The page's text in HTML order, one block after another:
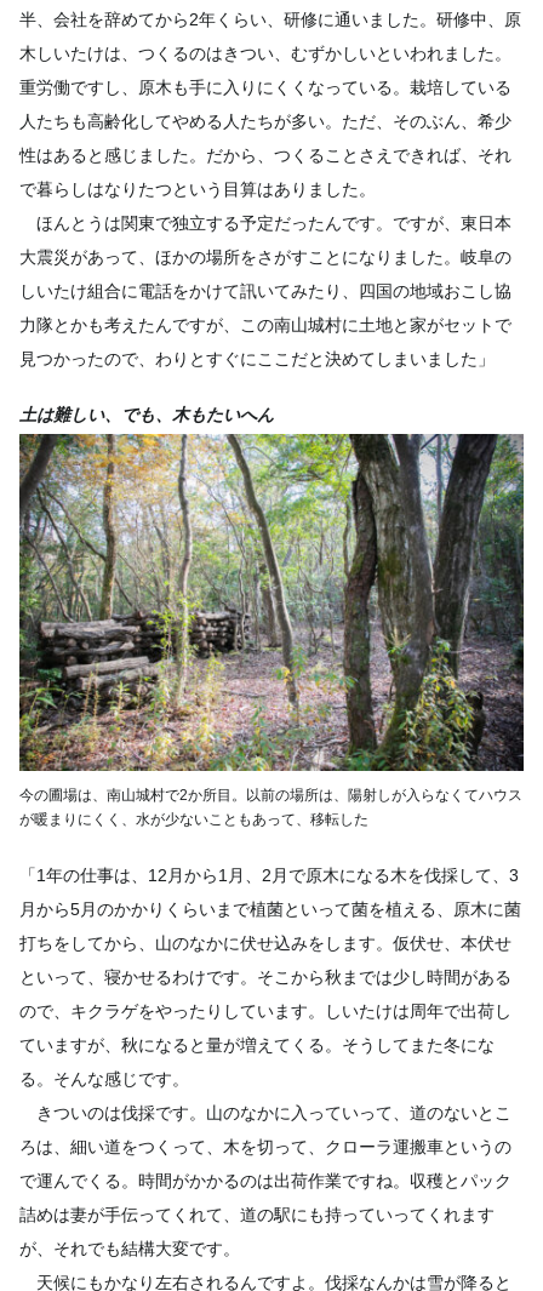
半、会社を辞めてから2年くらい、研修に通いました。研修中、原
木しいたけは、つくるのはきつい、むずかしいといわれました。
重労働ですし、原木も手に入りにくくなっている。栽培している
人たちも高齢化してやめる人たちが多い。ただ、そのぶん、希少
性はあると感じました。だから、つくることさえできれば、それ
で暮らしはなりたつという目算はありました。
ほんとうは関東で独立する予定だったんです。ですが、東日本
大震災があって、ほかの場所をさがすことになりました。岐阜の
しいたけ組合に電話をかけて訊いてみたり、四国の地域おこし協
力隊とかも考えたんですが、この南山城村に土地と家がセットで
見つかったので、わりとすぐにここだと決めてしまいました」
土は難しい、でも、木もたいへん
今の圃場は、南山城村で2か所目。以前の場所は、陽射しが入らなくてハウス
が暖まりにくく、水が少ないこともあって、移転した
「1年の仕事は、12月から1月、2月で原木になる木を伐採して、3
月から5月のかかりくらいまで植菌といって菌を植える、原木に菌
打ちをしてから、山のなかに伏せ込みをします。仮伏せ、本伏せ
といって、寝かせるわけです。そこから秋までは少し時間がある
ので、キクラゲをやったりしています。しいたけは周年で出荷し
ていますが、秋になると量が増えてくる。そうしてまた冬にな
る。そんな感じです。
きついのは伐採です。山のなかに入っていって、道のないとこ
ろは、細い道をつくって、木を切って、クローラ運搬車というの
で運んでくる。時間がかかるのは出荷作業ですね。収穫とパック
詰めは妻が手伝ってくれて、道の駅にも持っていってくれます
が、それでも結構大変です。
天候にもかなり左右されるんですよ。伐採なんかは雪が降ると